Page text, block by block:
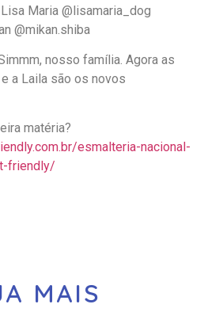
Lisa Maria @lisamaria_dog
@mikan.shiba
nosso família. Agora as
a Laila são os novos
matéria?
esmalteria-nacional-
friendly/
MAIS